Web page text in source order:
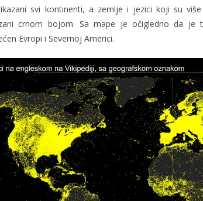
svi kontinenti, a zemlje i jezici koji su
crnom bojom. Sa mape je očigledno da je
Evropi i Severnoj Americi.